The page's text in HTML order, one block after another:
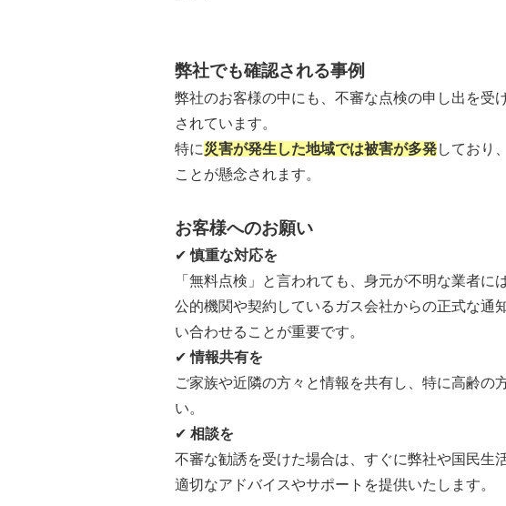
弊社でも確認される事例
弊社のお客様の中にも、不審な点検の申し出を受
されています。
特に災害が発生した地域では被害が多発しており
ことが懸念されます。
お客様へのお願い
✔慎重な対応を
「無料点検」と言われても、身元が不明な業者に
公的機関や契約しているガス会社からの正式な通
い合わせることが重要です。
✔情報共有を
ご家族や近隣の方々と情報を共有し、特に高齢の
い。
✔ 相談を
不審な勧誘を受けた場合は、すぐに弊社や国民生
適切なアドバイスやサポートを提供いたします。